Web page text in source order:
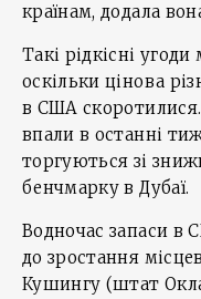
країнам, додала
Такі рідкісні
оскільки цінова
в США
впали в останні
торгуються зі
бенчмарку в Дубаї.
Водночас запаси в
до зростання
Кушингу (штат